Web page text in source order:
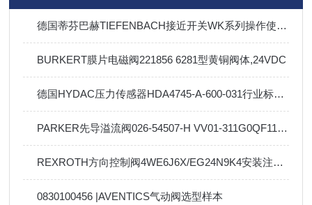
德国蒂芬巴赫TIEFENBACH接近开关WK系列操作使用介绍
BURKERT膜片电磁阀221856 6281型黄铜阀体,24VDC
德国HYDAC压力传感器HDA4745-A-600-031行业标准及应用
PARKER先导溢流阀026-54507-H VV01-311G0QF110技术参数
REXROTH方向控制阀4WE6J6X/EG24N9K4安装注意事项
0830100456 |AVENTICS气动阀选型样本